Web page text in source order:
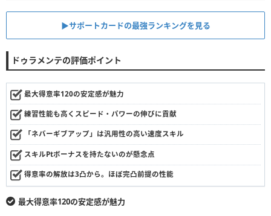
▶︎サポートカードの最強ランキングを見る
ドゥラメンテの評価ポイント
最大得意率120の安定感が魅力
練習性能も高くスピード・パワーの伸びに貢献
「ネバーギブアップ」は汎用性の高い速度スキル
スキルPtボーナスを持たないのが懸念点
得意率の解放は3凸から。ほぼ完凸前提の性能
最大得意率120の安定感が魅力